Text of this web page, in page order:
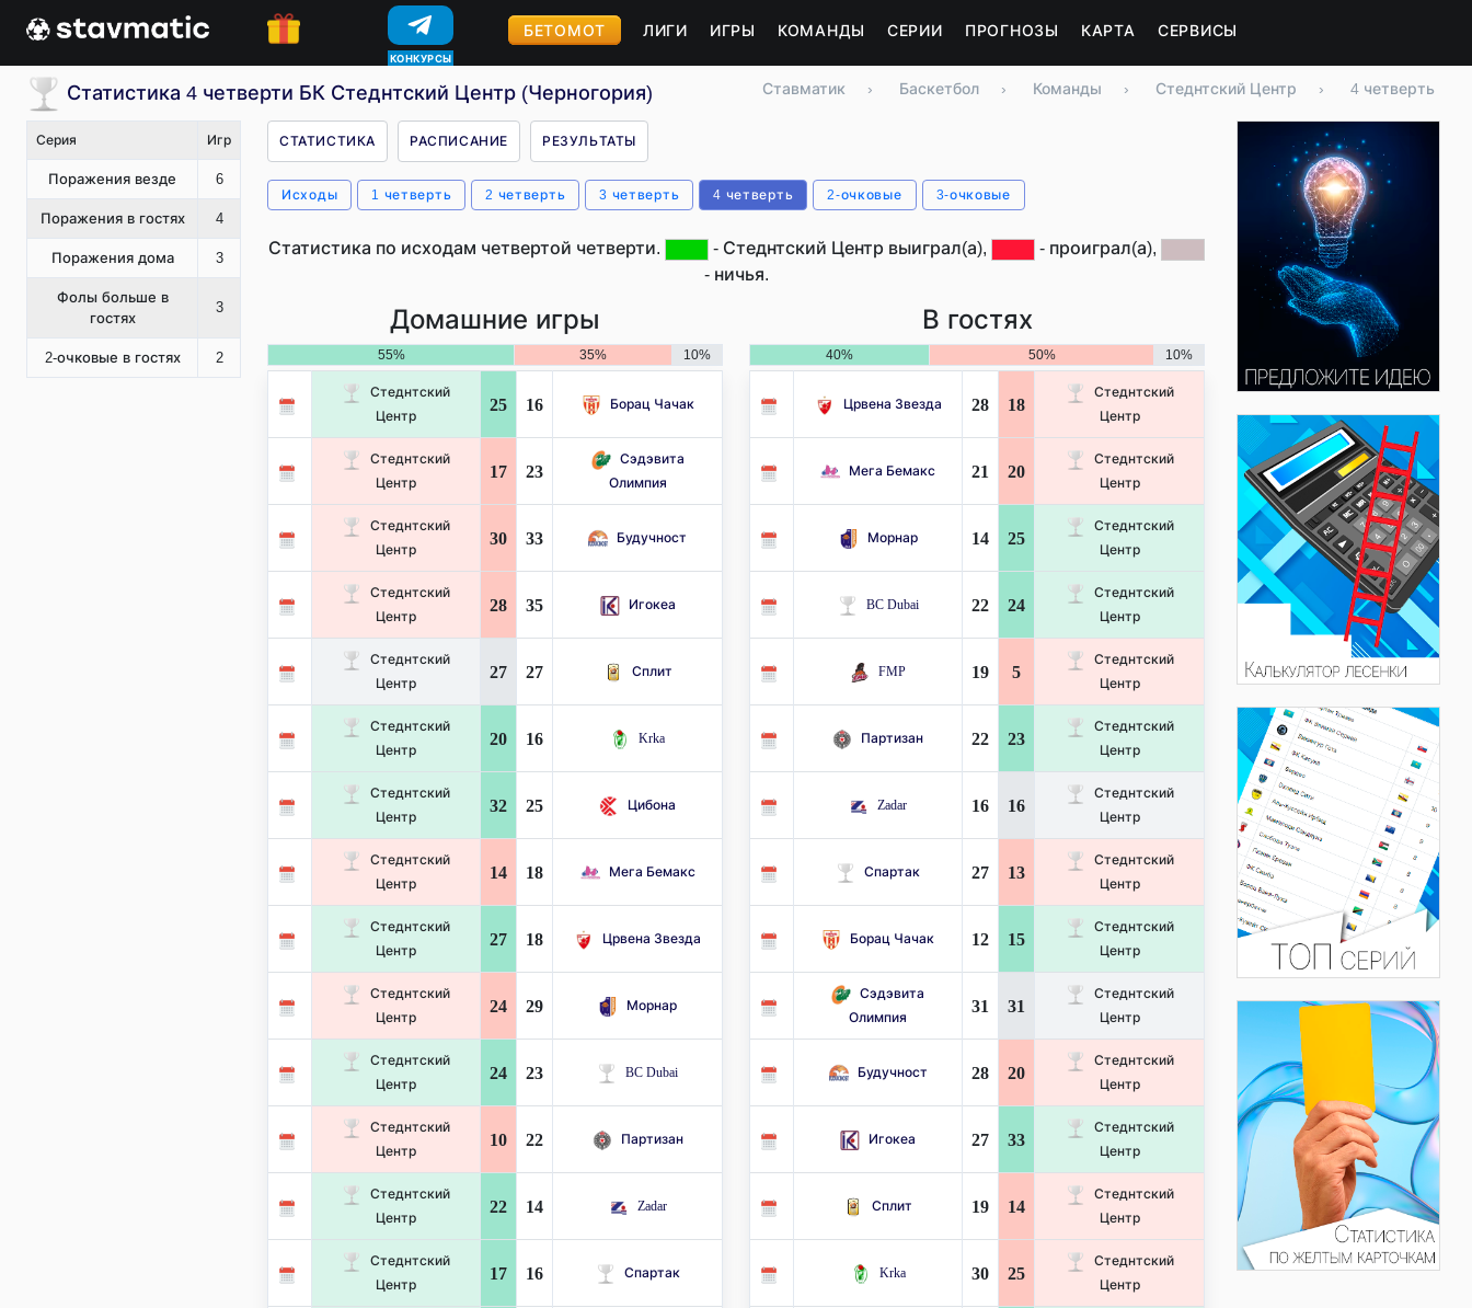
КОНКУРСЫ
БЕТОМОТ ЛИГИ ИГРЫ КОМАНДЫ СЕРИИ ПРОГНОЗЫ КАРТА СЕРВИСЫ
Статистика 4 четверти БК Стеднтский Центр (Черногория) Ставматик › Баскетбол › Команды › Стеднтский Центр › 4 четверть
Серия Игр
Поражения везде 6
Поражения в гостях 4
Поражения дома 3
Фолы больше в
гостях
3
2-очковые в гостях 2
СТАТИСТИКА РАСПИСАНИЕ РЕЗУЛЬТАТЫ
Исходы 1 четверть 2 четверть 3 четверть 4 четверть 2-очковые 3-очковые
Статистика по исходам четвертой четверти. - Стеднтский Центр выиграл(а),
- проиграл(а),
- ничья.
Домашние игры
55% 35% 10%
Стеднтский
Центр
25 16 Борац Чачак
Стеднтский
Центр
17 23
Сэдэвита
Олимпия
Стеднтский
Центр
30 33 Будучност
Стеднтский
Центр
28 35 Игокеа
Стеднтский
Центр
27 27 Сплит
Стеднтский
Центр
20 16 Krka
Стеднтский
Центр
32 25 Цибона
Стеднтский
Центр
14 18 Мега Бемакс
Стеднтский
Центр
27 18 Црвена Звезда
Стеднтский
Центр
24 29 Морнар
Стеднтский
Центр
24 23 BC Dubai
Стеднтский
Центр
10 22 Партизан
Стеднтский
Центр
22 14 Zadar
Стеднтский
Центр
17 16 Спартак
В гостях
40% 50% 10%
Црвена Звезда 28 18
Стеднтский
Центр
Мега Бемакс 21 20
Стеднтский
Центр
Морнар 14 25
Стеднтский
Центр
BC Dubai 22 24
Стеднтский
Центр
FMP 19 5
Стеднтский
Центр
Партизан 22 23
Стеднтский
Центр
Zadar 16 16
Стеднтский
Центр
Спартак 27 13
Стеднтский
Центр
Борац Чачак 12 15
Стеднтский
Центр
Сэдэвита
Олимпия
31 31
Стеднтский
Центр
Будучност 28 20
Стеднтский
Центр
Игокеа 27 33
Стеднтский
Центр
Сплит 19 14
Стеднтский
Центр
Krka 30 25
Стеднтский
Центр